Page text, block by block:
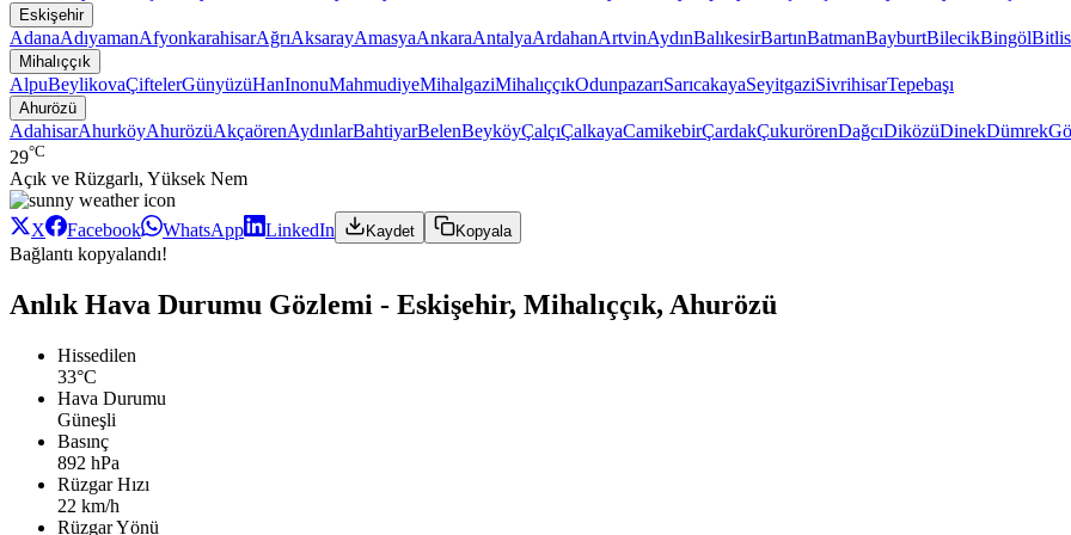
Eskişehir
AdanaAdıyamanAfyonkarahisarAğrıAksarayAmasyaAnkaraAntalyaArdahanArtvinAydınBalıkesirBartınBatmanBayburtBilecikBingölBitlis
Mihalıççık
AlpuBeylikovaÇiftelerGünyüzüHanInonuMahmudiyeMihalgaziMihalıççıkOdunpazarıSarıcakayaSeyitgaziSivrihisarTepebaşı
Ahurözü
AdahisarAhurköyAhurözüAkçaörenAydınlarBahtiyarBelenBeyköyÇalçıÇalkayaCamikebirÇardakÇukurörenDağcıDiközüDinekDümrek
29°C
Açık ve Rüzgarlı, Yüksek Nem
X Facebook WhatsApp LinkedIn Kaydet Kopyala
Bağlantı kopyalandı!
Anlık Hava Durumu Gözlemi - Eskişehir, Mihalıççık, Ahurözü
Hissedilen
33°C
Hava Durumu
Güneşli
Basınç
892 hPa
Rüzgar Hızı
22 km/h
Rüzgar Yönü